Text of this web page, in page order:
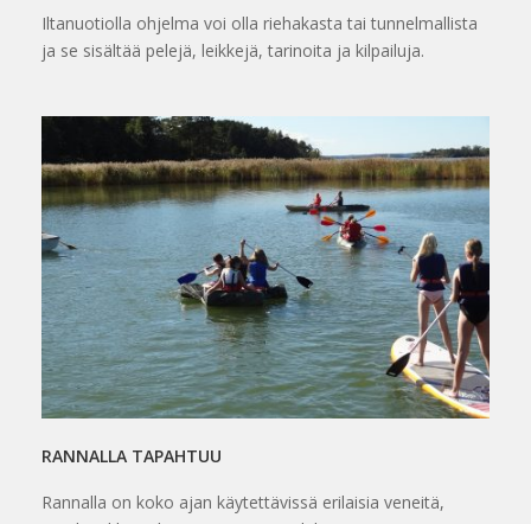
Iltanuotiolla ohjelma voi olla riehakasta tai tunnelmallista
ja se sisältää pelejä, leikkejä, tarinoita ja kilpailuja.
RANNALLA TAPAHTUU
Rannalla on koko ajan käytettävissä erilaisia veneitä,